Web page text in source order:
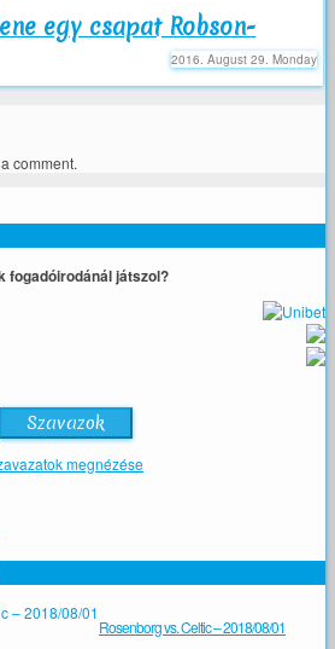
egy csapat Robson-
2016. August 29. Monday
comment.
fogadóirodánál játszol?
megnézése
Rosenborg vs. Celtic – 2018/08/01